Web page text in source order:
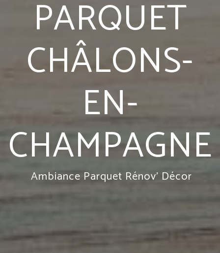
PARQUET
CHÂLONS-
EN-
CHAMPAGNE
Ambiance Parquet Rénov' Décor